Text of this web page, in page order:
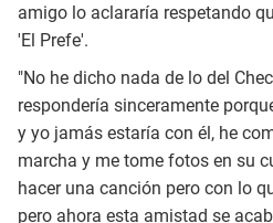
amigo lo aclararía respetando
'El Prefe'.
"No he dicho nada de lo del
respondería sinceramente
y yo jamás estaría con él, he
marcha y me tome fotos en su
hacer una canción pero con lo
pero ahora esta amistad se